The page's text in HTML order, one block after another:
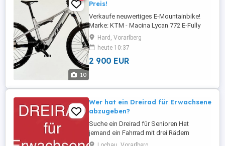
10
Preis!
Verkaufe neuwertiges E-Mountainbike!
Marke: KTM - Macina Lycan 772 E-Fully
27,5 Größe: 43 cm M Farbe: silber
Schaltung: Shimano Deore M5100-11
Motor: Bosch Performance CX AKKU:
Bosch Power 750 Wh Display: Bosch LED
abnehmbarer Gebäcksträger ...
Hard, Vorarlberg
heute 10:37
2 900 EUR
Wer hat ein Dreirad für Erwachsene
abzugeben?
Suche ein Dreirad für Senioren Hat
jemand ein Fahrrad mit drei Rädern
rumstehen welches nicht verwendet wird?